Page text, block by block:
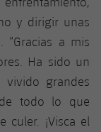
y dirigir unas
“Gracias a mis
Ha sido un
vivido grandes
todo lo que
culer. ¡Visca el